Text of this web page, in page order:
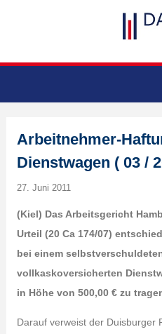
Arbeitnehmer-
Dienstwagen ( 03 /
27. Juni 2011
(Kiel) Das Arbeitsgericht
Urteil (20 Ca 174/07)
bei einem
vollkaskoversicherten
in Höhe von 500,00 € zu
Darauf verweist der Duisburger